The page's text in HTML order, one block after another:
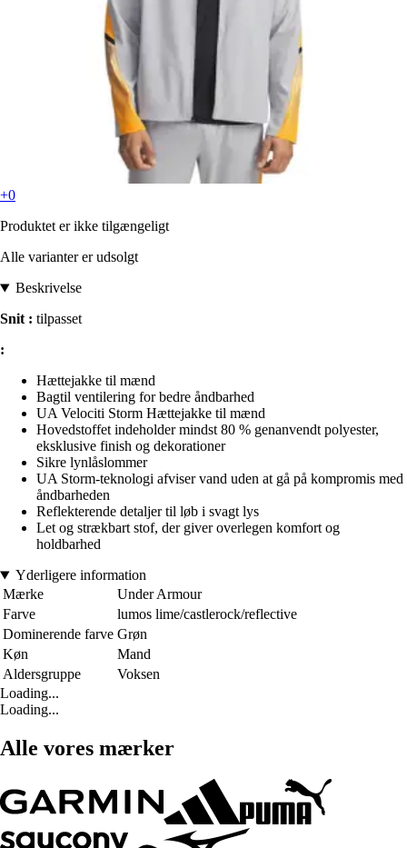
+0
Produktet er ikke tilgængeligt
Alle varianter er udsolgt
Beskrivelse
Snit : tilpasset
:
Hættejakke til mænd
Bagtil ventilering for bedre åndbarhed
UA Velociti Storm Hættejakke til mænd
Hovedstoffet indeholder mindst 80 % genanvendt polyester,
eksklusive finish og dekorationer
Sikre lynlåslommer
UA Storm-teknologi afviser vand uden at gå på kompromis med
åndbarheden
Reflekterende detaljer til løb i svagt lys
Let og strækbart stof, der giver overlegen komfort og
holdbarhed
Yderligere information
Mærke
Under Armour
Farve
lumos lime/castlerock/reflective
Dominerende farve Grøn
Køn
Mand
Aldersgruppe
Voksen
Loading...
Loading...
Alle vores mærker